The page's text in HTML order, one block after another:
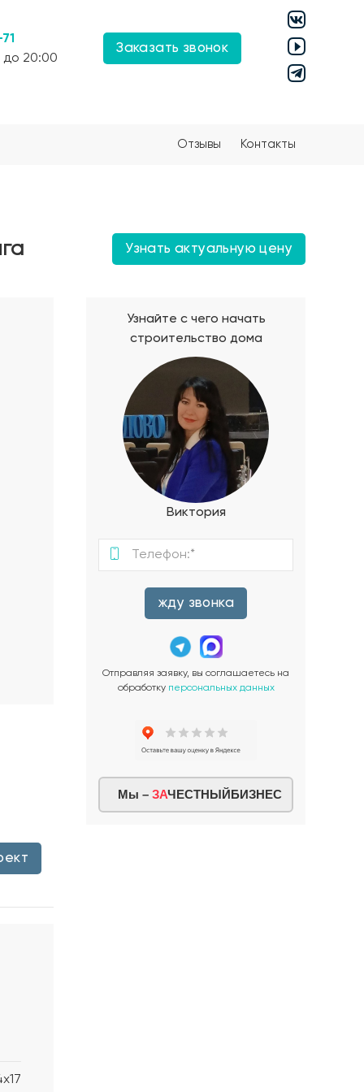
до 20:00
Заказать звонок
Отзывы Контакты
Узнать актуальную цену
Узнайте с чего начать
строительство дома
Виктория
жду звонка
Отправляя заявку, вы соглашаетесь на
обработку персональных данных
Мы – ЗАЧЕСТНЫЙБИЗНЕС